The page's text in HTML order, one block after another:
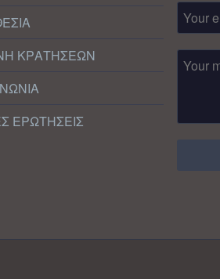
ΚΡΑΤΗΣΕΩΝ
ΕΡΩΤΗΣΕΙΣ